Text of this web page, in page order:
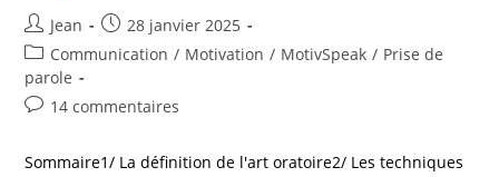
Jean
28 janvier 2025
Communication / Motivation / MotivSpeak / Prise de
parole
14 commentaires
Sommaire1/ La définition de l'art oratoire2/ Les techniques